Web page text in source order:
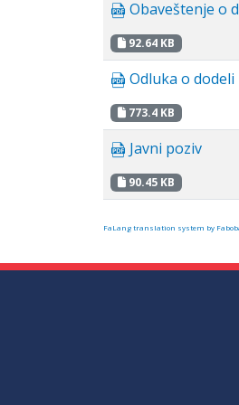
Obaveštenje o
92.64 KB
Odluka o
773.4 KB
Javni poziv
90.45 KB
FaLang translation system by